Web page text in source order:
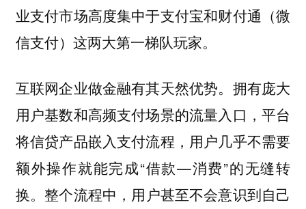
业支付市场高度集中于支付宝和财付通（微
信支付）这两大第一梯队玩家。
互联网企业做金融有其天然优势。拥有庞大
用户基数和高频支付场景的流量入口，平台
将信贷产品嵌入支付流程，用户几乎不需要
额外操作就能完成“借款—消费”的无缝转
换。整个流程中， 用户甚至不会意识到自己